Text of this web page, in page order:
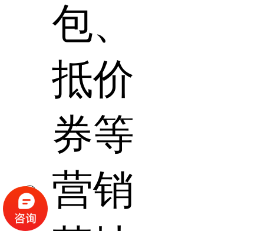
包、
抵价
券等
营销